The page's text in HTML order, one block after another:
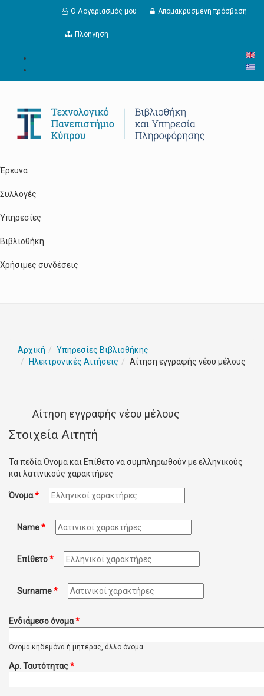
Παράκαμψη προς το κυρίως περιεχόμενο
Ο Λογαριασμός μου Απομακρυσμένη πρόσβαση
Πλοήγηση
Έρευνα
Συλλογές
Υπηρεσίες
Βιβλιοθήκη
Χρήσιμες συνδέσεις
Αρχική
Υπηρεσίες Βιβλιοθήκης
Ηλεκτρονικές Αιτήσεις
Αίτηση εγγραφής νέου μέλους
Αίτηση εγγραφής νέου μέλους
Στοιχεία Αιτητή
Τα πεδία Όνομα και Επίθετο να συμπληρωθούν με ελληνικούς
και λατινικούς χαρακτήρες
Όνομα*
Name*
Επίθετο*
Surname*
Ενδιάμεσο όνομα*
Όνομα κηδεμόνα ή μητέρας, άλλο όνομα
Αρ. Ταυτότητας*